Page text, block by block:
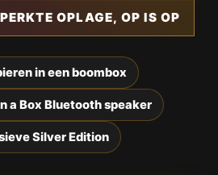
OPLAGE, OP IS OP
in een boombox
a Box Bluetooth speaker
Silver Edition